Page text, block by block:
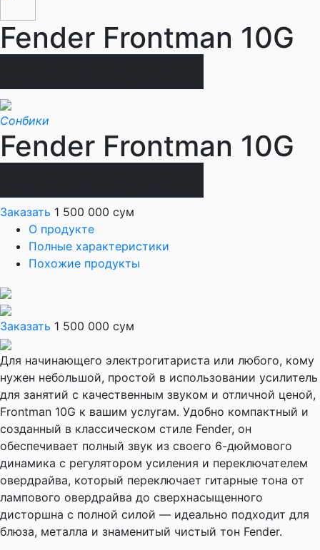
Fender Frontman 10G
Сонбики
Fender Frontman 10G
Заказать 1 500 000 сум
О продукте
Полные характеристики
Похожие продукты
Заказать 1 500 000 сум
Для начинающего электрогитариста или любого, кому
нужен небольшой, простой в использовании усилитель
для занятий с качественным звуком и отличной ценой,
Frontman 10G к вашим услугам. Удобно компактный и
созданный в классическом стиле Fender, он
обеспечивает полный звук из своего 6-дюймового
динамика с регулятором усиления и переключателем
овердрайва, который переключает гитарные тона от
лампового овердрайва до сверхнасыщенного
дисторшна с полной силой — идеально подходит для
блюза, металла и знаменитый чистый тон Fender.